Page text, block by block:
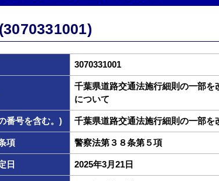
3070331001
千葉県道路交通法施行細則の一部を
について
番号を含む。) 千葉県道路交通法施行細則の一部を
項 警察法第３８条第５項
日 2025年3月21日